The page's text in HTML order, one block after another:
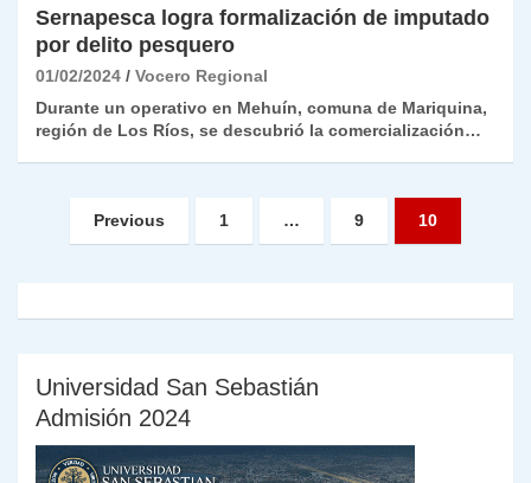
Sernapesca logra formalización de imputado
por delito pesquero
01/02/2024
Vocero Regional
Durante un operativo en Mehuín, comuna de Mariquina,
región de Los Ríos, se descubrió la comercialización…
Paginación
Previous 1 … 9 10
Universidad San Sebastián
Admisión 2024